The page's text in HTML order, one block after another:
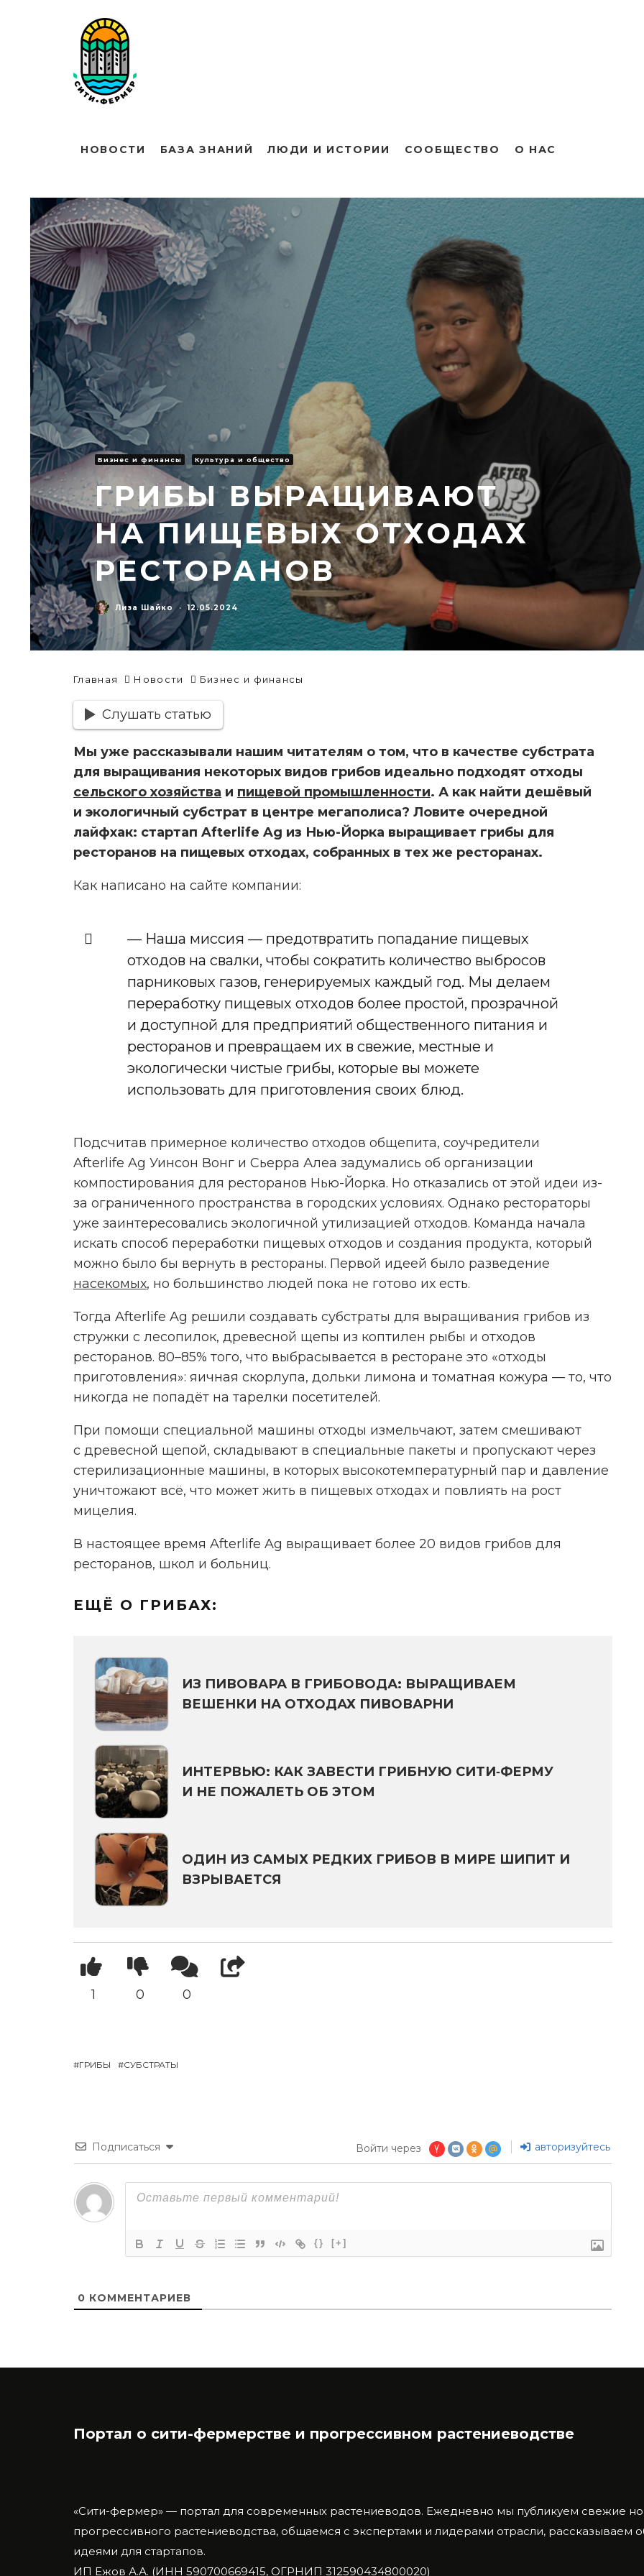
НОВОСТИ БАЗА ЗНАНИЙ ЛЮДИ И ИСТОРИИ СООБЩЕСТВО О НАС
Бизнес и финансы Культура и общество
ГРИБЫ ВЫРАЩИВАЮТ
НА ПИЩЕВЫХ ОТХОДАХ
РЕСТОРАНОВ
Лиза Шайко · 12.05.2024
Главная Новости Бизнес и финансы
Слушать статью
Мы уже рассказывали нашим читателям о том, что в качестве субстрата
для выращивания некоторых видов грибов идеально подходят отходы
сельского хозяйства и пищевой промышленности. А как найти дешёвый
и экологичный субстрат в центре мегаполиса? Ловите очередной
лайфхак: стартап Afterlife Ag из Нью-Йорка выращивает грибы для
ресторанов на пищевых отходах, собранных в тех же ресторанах.
Как написано на сайте компании:
— Наша миссия — предотвратить попадание пищевых
отходов на свалки, чтобы сократить количество выбросов
парниковых газов, генерируемых каждый год. Мы делаем
переработку пищевых отходов более простой, прозрачной
и доступной для предприятий общественного питания и
ресторанов и превращаем их в свежие, местные и
экологически чистые грибы, которые вы можете
использовать для приготовления своих блюд.
Подсчитав примерное количество отходов общепита, соучредители
Afterlife Ag Уинсон Вонг и Сьерра Алеа задумались об организации
компостирования для ресторанов Нью-Йорка. Но отказались от этой идеи из-
за ограниченного пространства в городских условиях. Однако рестораторы
уже заинтересовались экологичной утилизацией отходов. Команда начала
искать способ переработки пищевых отходов и создания продукта, который
можно было бы вернуть в рестораны. Первой идеей было разведение
насекомых, но большинство людей пока не готово их есть.
Тогда Afterlife Ag решили создавать субстраты для выращивания грибов из
стружки с лесопилок, древесной щепы из коптилен рыбы и отходов
ресторанов. 80–85% того, что выбрасывается в ресторане это «отходы
приготовления»: яичная скорлупа, дольки лимона и томатная кожура — то, что
никогда не попадёт на тарелки посетителей.
При помощи специальной машины отходы измельчают, затем смешивают
с древесной щепой, складывают в специальные пакеты и пропускают через
стерилизационные машины, в которых высокотемпературный пар и давление
уничтожают всё, что может жить в пищевых отходах и повлиять на рост
мицелия.
В настоящее время Afterlife Ag выращивает более 20 видов грибов для
ресторанов, школ и больниц.
ЕЩЁ О ГРИБАХ:
ИЗ ПИВОВАРА В ГРИБОВОДА: ВЫРАЩИВАЕМ
ВЕШЕНКИ НА ОТХОДАХ ПИВОВАРНИ
ИНТЕРВЬЮ: КАК ЗАВЕСТИ ГРИБНУЮ СИТИ‑ФЕРМУ
И НЕ ПОЖАЛЕТЬ ОБ ЭТОМ
ОДИН ИЗ САМЫХ РЕДКИХ ГРИБОВ В МИРЕ ШИПИТ И
ВЗРЫВАЕТСЯ
1 0 0
ГРИБЫ СУБСТРАТЫ
Подписаться Войти через авторизуйтесь
{} [+]
0 КОММЕНТАРИЕВ
Портал о сити-фермерстве и прогрессивном растениеводстве
«Сити-фермер» — портал для современных растениеводов. Ежедневно мы публикуем свежие
прогрессивного растениеводства, общаемся с экспертами и лидерами отрасли, рассказываем
идеями для стартапов.
ИП Ежов А.А. (ИНН 590700669415, ОГРНИП 312590434800020)
НАМ ВАЖНО ВАШЕ МНЕНИЕ!
ПРОЙТИ ОПРОС
Реклама. Рекламодатель ИП Ежов А. А. ОГРНИП 312590434800020 ERID 2VtzqwFxGM8